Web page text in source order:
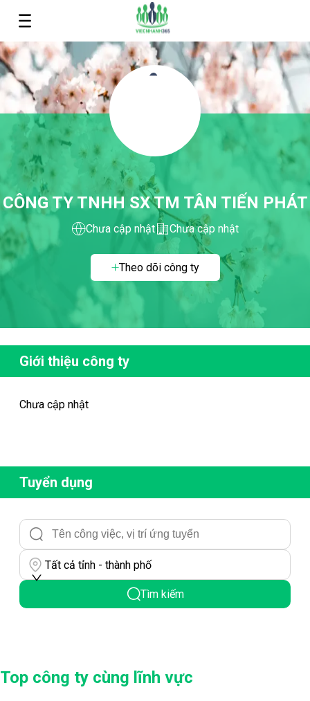
CÔNG TY TNHH SX TM TÂN TIẾN PHÁT
Chưa cập nhật Chưa cập nhật
Theo dõi công ty
Giới thiệu công ty
Chưa cập nhật
Tuyển dụng
Tất cả tỉnh - thành phố
Tìm kiếm
Top công ty cùng lĩnh vực